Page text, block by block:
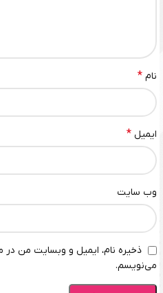
نام *
ایمیل *
وب‌ سایت
ذخیره نام، ایمیل و وبسایت من در
می‌نویسم.